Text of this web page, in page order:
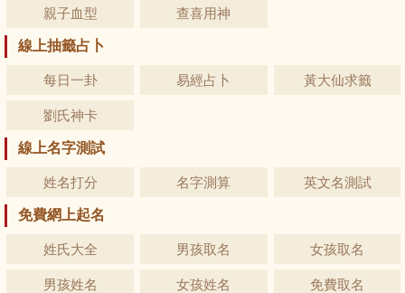
親子血型 查喜用神
線上抽籤占卜
每日一卦 易經占卜 黃大仙求籤
劉氏神卡
線上名字測試
姓名打分 名字測算 英文名測試
免費網上起名
姓氏大全 男孩取名 女孩取名
男孩姓名 女孩姓名 免費取名